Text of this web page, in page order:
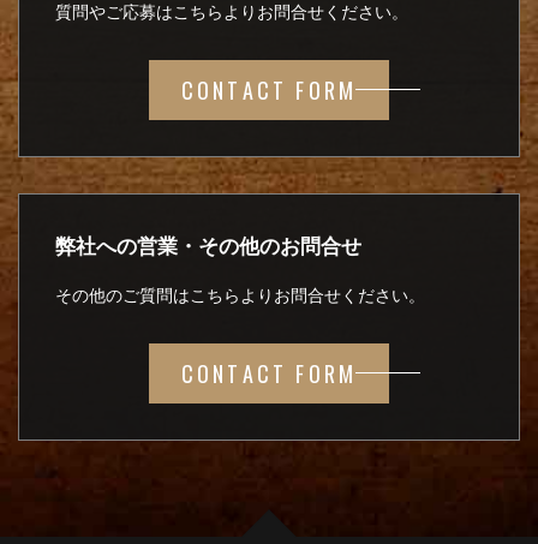
質問やご応募はこちらよりお問合せください。
CONTACT FORM
弊社への営業・その他のお問合せ
その他のご質問はこちらよりお問合せください。
CONTACT FORM